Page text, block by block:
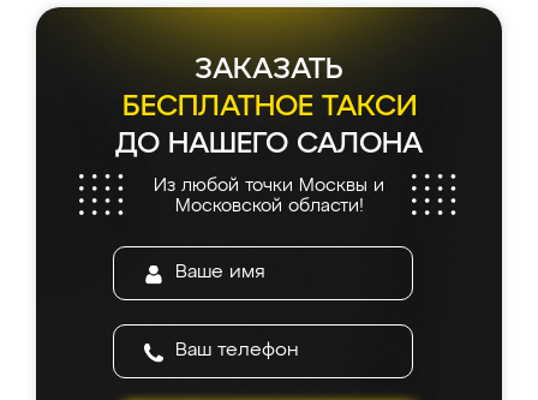
ЗАКАЗАТЬ
БЕСПЛАТНОЕ ТАКСИ
ДО НАШЕГО САЛОНА
Из любой точки Москвы и
Московской области!